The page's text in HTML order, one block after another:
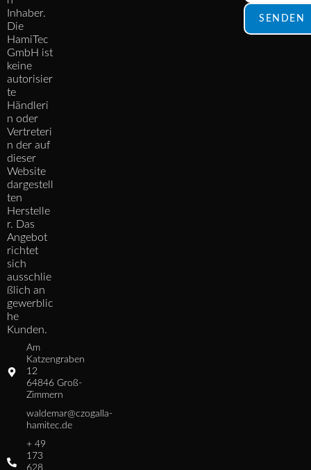
Inhaber.
Die
HamiTec
GmbH ist
keine
autorisier
te
Händleri
n oder
Vertreteri
n der auf
dieser
Website
dargestell
ten
Herstelle
r. Das
Angebot
richtet
sich
ausschlie
ßlich an
gewerblic
he
Kunden.
Am
Katzengraben
12
64846 Groß-
Zimmern
waldemar@czogalla-
hamitec.de
+ 49
173
628
SENDEN